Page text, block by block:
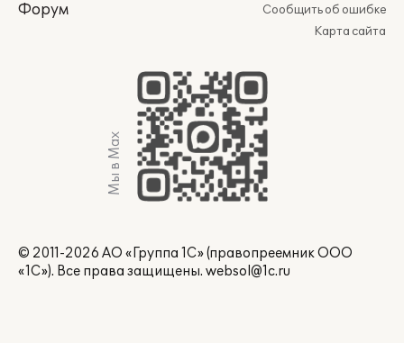
Форум
Сообщить об ошибке
Карта сайта
Мы в Max
© 2011-2026 АО «Группа 1С» (правопреемник ООО
«1С»). Все права защищены. websol@1c.ru